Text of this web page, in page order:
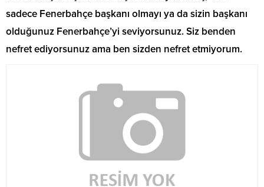
sadece Fenerbahçe başkanı olmayı ya da sizin başkanı
olduğunuz Fenerbahçe’yi seviyorsunuz. Siz benden
nefret ediyorsunuz ama ben sizden nefret etmiyorum.